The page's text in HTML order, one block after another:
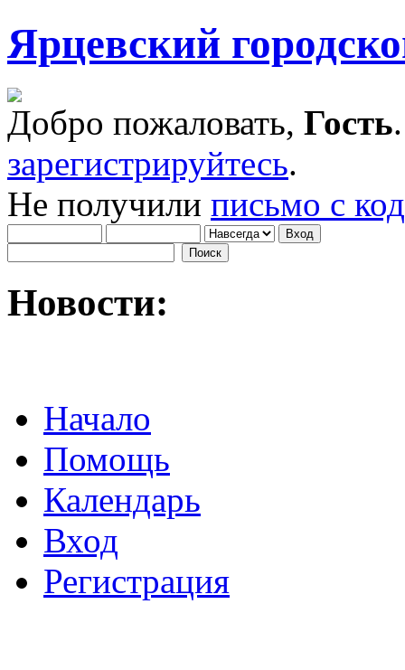
Ярцевский
Добро пожаловать, Гость
зарегистрируйтесь.
Не получили письмо с
Новости:
Начало
Помощь
Календарь
Вход
Регистрация